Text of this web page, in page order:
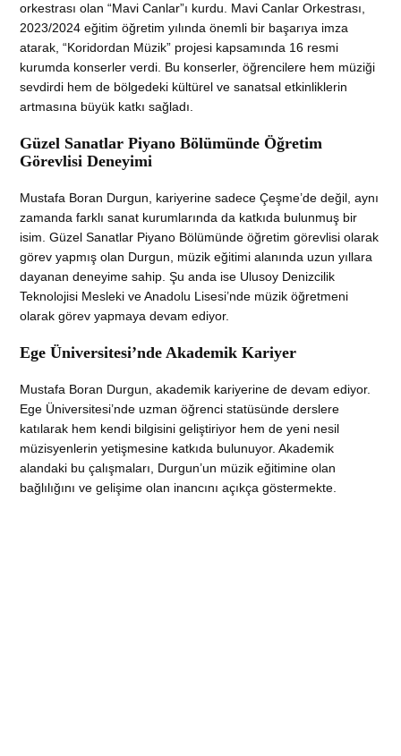
orkestrası olan “Mavi Canlar”ı kurdu. Mavi Canlar Orkestrası,
2023/2024 eğitim öğretim yılında önemli bir başarıya imza
atarak, “Koridordan Müzik” projesi kapsamında 16 resmi
kurumda konserler verdi. Bu konserler, öğrencilere hem müziği
sevdirdi hem de bölgedeki kültürel ve sanatsal etkinliklerin
artmasına büyük katkı sağladı.
Güzel Sanatlar Piyano Bölümünde Öğretim
Görevlisi Deneyimi
Mustafa Boran Durgun, kariyerine sadece Çeşme’de değil, aynı
zamanda farklı sanat kurumlarında da katkıda bulunmuş bir
isim. Güzel Sanatlar Piyano Bölümünde öğretim görevlisi olarak
görev yapmış olan Durgun, müzik eğitimi alanında uzun yıllara
dayanan deneyime sahip. Şu anda ise Ulusoy Denizcilik
Teknolojisi Mesleki ve Anadolu Lisesi’nde müzik öğretmeni
olarak görev yapmaya devam ediyor.
Ege Üniversitesi’nde Akademik Kariyer
Mustafa Boran Durgun, akademik kariyerine de devam ediyor.
Ege Üniversitesi’nde uzman öğrenci statüsünde derslere
katılarak hem kendi bilgisini geliştiriyor hem de yeni nesil
müzisyenlerin yetişmesine katkıda bulunuyor. Akademik
alandaki bu çalışmaları, Durgun’un müzik eğitimine olan
bağlılığını ve gelişime olan inancını açıkça göstermekte.